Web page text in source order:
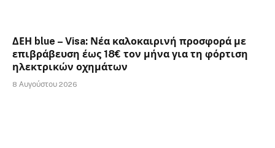
ΔΕΗ blue – Visa: Νέα καλοκαιρινή προσφορά με
επιβράβευση έως 18€ τον μήνα για τη φόρτιση
ηλεκτρικών οχημάτων
8 Αυγούστου 2026